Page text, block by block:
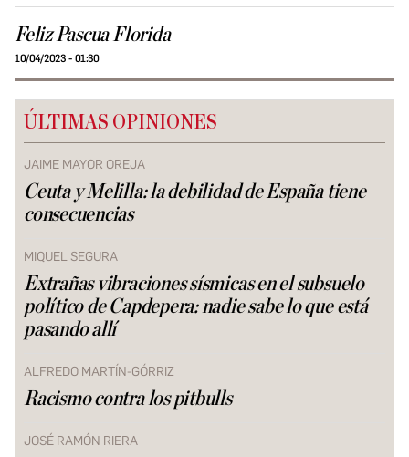
Feliz Pascua Florida
10/04/2023 - 01:30
ÚLTIMAS OPINIONES
JAIME MAYOR OREJA
Ceuta y Melilla: la debilidad de España tiene
consecuencias
MIQUEL SEGURA
Extrañas vibraciones sísmicas en el subsuelo
político de Capdepera: nadie sabe lo que está
pasando allí
ALFREDO MARTÍN-GÓRRIZ
Racismo contra los pitbulls
JOSÉ RAMÓN RIERA